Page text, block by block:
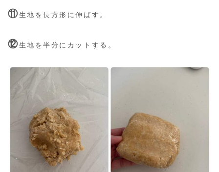
⑪生地を長方形に伸ばす。
⑫生地を半分にカットする。